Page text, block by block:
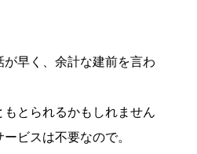
早く、余計な建前を言わ
もとられるかもしれません
ビスは不要なので。